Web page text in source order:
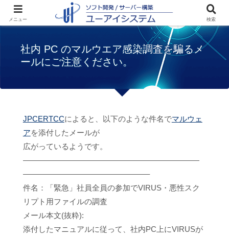
お知らせ
社内 PC のマルウエア感
染調査を騙るメールにご注意ください。
社内 PC のマルウエア感染調査を騙るメ
ールにご注意ください。
JPCERTCCによると、以下のような件名でマルウェ
アを添付したメールが
広がっているようです。
———————————————————————
————————————————–
件名：「緊急」社員全員の参加でVIRUS・悪性スク
リプト用ファイルの調査
メール本文(抜粋):
添付したマニュアルに従って、社内PC上にVIRUSが
メニュー 検索